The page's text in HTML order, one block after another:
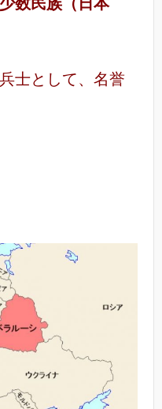
士として、名誉